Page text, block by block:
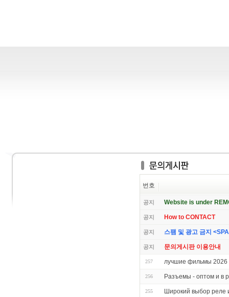
번호
공지 Website is under
공지 How to CONTACT
공지 스팸 및 광고 금지
공지 문의게시판 이용안내
257 лучшие фильмы 2026
256 Разъемы - оптом и в
255 Широкий выбор реле